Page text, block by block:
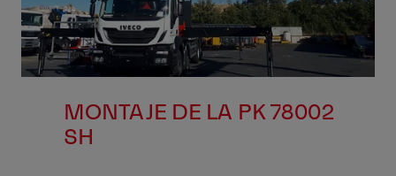
MONTAJE DE LA PK 78002
SH